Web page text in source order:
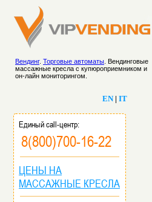
EN| IT
Вендинг. Торговые автоматы . Вендинговые
массажные кресла с купюроприемником и
он-лайн мониторингом.
Единый call-центр:
8(800)700-16-22
ЦЕНЫ НА
МАССАЖНЫЕ КРЕСЛА